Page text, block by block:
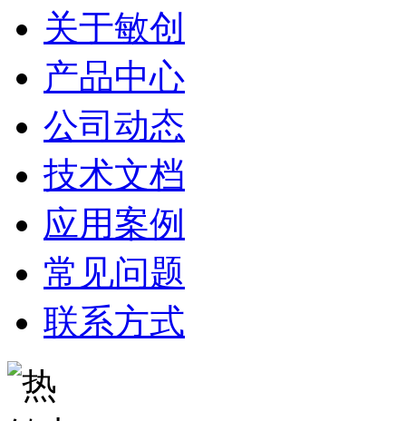
关于敏创
产品中心
公司动态
技术文档
应用案例
常见问题
联系方式